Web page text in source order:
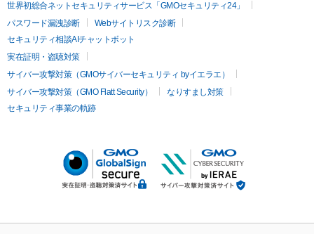
世界初総合ネットセキュリティサービス「GMOセキュリティ24」
パスワード漏洩診断
Webサイトリスク診断
セキュリティ相談AIチャットボット
実在証明・盗聴対策
サイバー攻撃対策（GMOサイバーセキュリティ byイエラエ）
サイバー攻撃対策（GMO Flatt Security）
なりすまし対策
セキュリティ事業の軌跡